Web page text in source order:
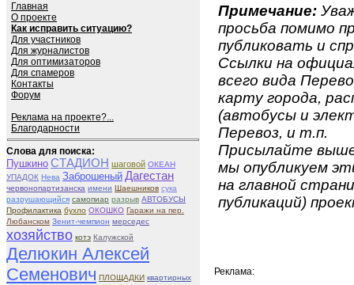
Главная
О проекте
Как исправить ситуацию?
Для участников
Для журналистов
Для оптимизаторов
Для спамеров
Контакты
Форум
Реклама на проекте?...
Благодарности
Слова для поиска:
Пушкино СТАДИОН шаговой ОКЕАН
УПАДОК Нева Заброшеный Дагестан
червонопартизанска имени Шаешников сука
разрушающийся самопиар разрыв АВТОБУСЫ
Профилактика бухло ОКОШКО Гаражи на пер.
Любанском Зенит-чемпион мерседес
хозяйство котэ Калужской
Делюкин Алексей
Семенович ПЛОЩАДКИ квартирных
Примечание:
просьба помимо
публиковать и
Ссылки на
всего вида
карту города,
(автобусы и
Перевоз, и т.п.
Присылайте
мы опубликуем
на главной
публикаций)
Реклама: